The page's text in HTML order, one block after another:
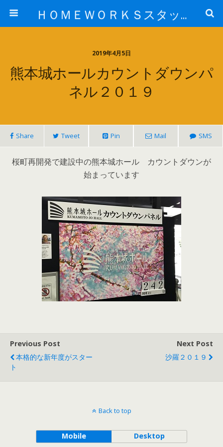
ＨＯＭＥＷＯＲＫＳスタッフ日記ブログ
2019年4月5日
熊本城ホールカウントダウンパ
ネル２０１９
Share Tweet Pin Mail SMS
桜町再開発で建設中の熊本城ホール カウントダウンが
始まっています
Previous Post
本格的な新年度がスター
ト
Next Post
沙羅２０１９
Back to top
Mobile Desktop